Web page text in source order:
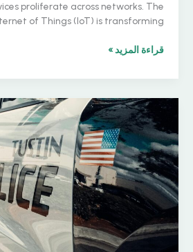
proliferate across networks. The
of Things (IoT) is transforming
إنترنت
والاعتراض
الالتزام
المتزايد
لمشغلي
شبكات
LPWAN
وشبكات
الاتصال
بين
الآلات
LPWAN
قراءة المزيد »